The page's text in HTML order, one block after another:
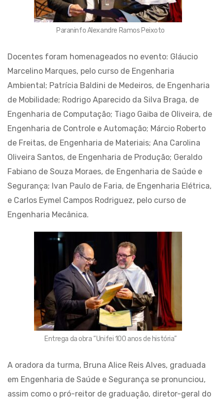
Paraninfo Alexandre Ramos Peixoto
Docentes foram homenageados no evento: Gláucio
Marcelino Marques, pelo curso de Engenharia
Ambiental; Patrícia Baldini de Medeiros, de Engenharia
de Mobilidade; Rodrigo Aparecido da Silva Braga, de
Engenharia de Computação; Tiago Gaiba de Oliveira, de
Engenharia de Controle e Automação; Márcio Roberto
de Freitas, de Engenharia de Materiais; Ana Carolina
Oliveira Santos, de Engenharia de Produção; Geraldo
Fabiano de Souza Moraes, de Engenharia de Saúde e
Segurança; Ivan Paulo de Faria, de Engenharia Elétrica,
e Carlos Eymel Campos Rodriguez, pelo curso de
Engenharia Mecânica.
Entrega da obra “Unifei 100 anos de história”
A oradora da turma, Bruna Alice Reis Alves, graduada
em Engenharia de Saúde e Segurança se pronunciou,
assim como o pró-reitor de graduação, diretor-geral do